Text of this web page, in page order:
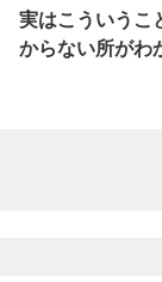
実はこういうこ
からない所がわ